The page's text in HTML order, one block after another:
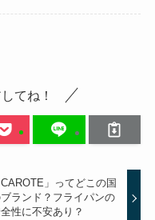
てね！
CAROTE」ってどこの国
ランド？フライパンの
性に不安あり？